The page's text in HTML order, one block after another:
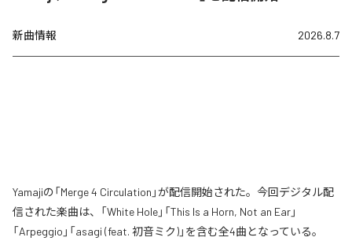
新曲情報 2026.8.7
Yamajiの「Merge 4 Circulation」が配信開始された。今回デジタル配
信された楽曲は、「White Hole」「This Is a Horn, Not an Ear」
「Arpeggio」「asagi (feat. 初音ミク)」を含む全4曲となっている。